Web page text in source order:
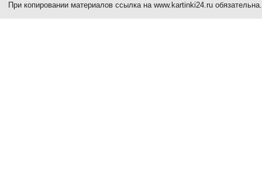
При копировании материалов ссылка на www.kartinki24.ru обязательна.